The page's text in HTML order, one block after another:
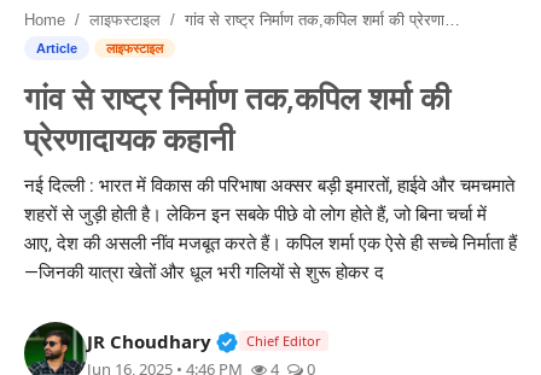
संपर्क करें
देश
जालोर
खेल
शिक्षा
Home लाइफस्टाइल गांव से राष्ट्र निर्माण तक,कपिल शर्मा की प्रेरणादायक कहानी
Article लाइफस्टाइल
गांव से राष्ट्र निर्माण तक,कपिल शर्मा की
प्रेरणादायक कहानी
नई दिल्ली : भारत में विकास की परिभाषा अक्सर बड़ी इमारतों, हाईवे और चमचमाते
शहरों से जुड़ी होती है। लेकिन इन सबके पीछे वो लोग होते हैं, जो बिना चर्चा में
आए, देश की असली नींव मजबूत करते हैं। कपिल शर्मा एक ऐसे ही सच्चे निर्माता हैं
—जिनकी यात्रा खेतों और धूल भरी गलियों से शुरू होकर द
JR Choudhary Verified Public Figure • 30 Mar,
Chief Editor
Jun 16, 2025 • 4:46 PM 4 0